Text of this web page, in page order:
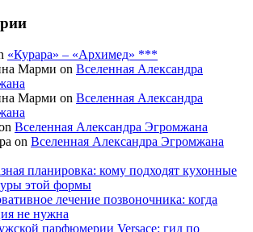
«Курара» – «Архимед» ***
Марми on Вселенная Александра
Марми on Вселенная Александра
Вселенная Александра Эгромжана
on Вселенная Александра Эгромжана
планировка: кому подходят кухонные
этой формы
лечение позвоночника: когда
не нужна
парфюмерии Versace: гид по